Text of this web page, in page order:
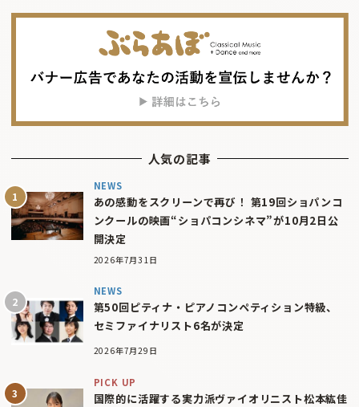
人気の記事
NEWS
あの感動をスクリーンで再び！ 第19回ショパンコ
ンクールの映画“ショパコンシネマ”が10月2日公
開決定
2026年7月31日
NEWS
第50回ピティナ・ピアノコンペティション特級、
セミファイナリスト6名が決定
2026年7月29日
PICK UP
国際的に活躍する実力派ヴァイオリニスト松本紘佳